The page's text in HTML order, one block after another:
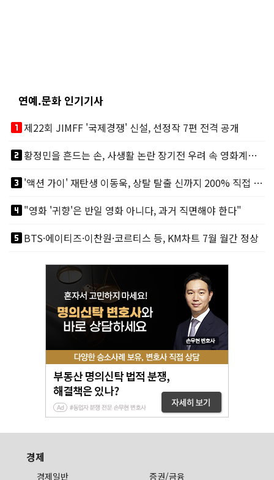
연예.문화 인기기사
looks_one제22회 JIMFF '국제경쟁' 신설, 선정작 7편 전격 공개
looks_two
황정민을 흔드는 손, 사생활 논란 장기전 우려 속 영화계도 리스크
looks_3
'액션 가이' 재탄생 이동욱, 상탈 탈출 신까지 200% 직접 소화
looks_4"영화 '귀향'은 반일 영화 아니다, 과거 직면해야 한다"
looks_5BTS·에이티즈·이찬원·코르티스 등, KM차트 7월 월간 정상
경제
경제일반 증권/금융